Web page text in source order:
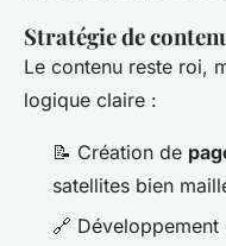
Stratégie de
Le contenu reste roi,
logique claire :
📝 Création de
satellites bien
🔗 Développement